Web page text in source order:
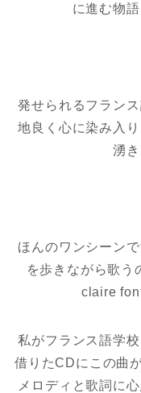
に進む物
発せられるフラン
地良く心に染み入
湧
ほんのワンシーン
を歩きながら歌う
claire
私がフランス語学
借りたCDにこの曲
メロディと歌詞に